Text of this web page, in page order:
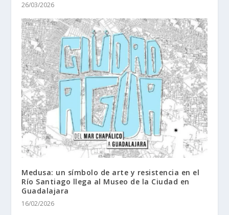
26/03/2026
Medusa: un símbolo de arte y resistencia en el
Río Santiago llega al Museo de la Ciudad en
Guadalajara
16/02/2026